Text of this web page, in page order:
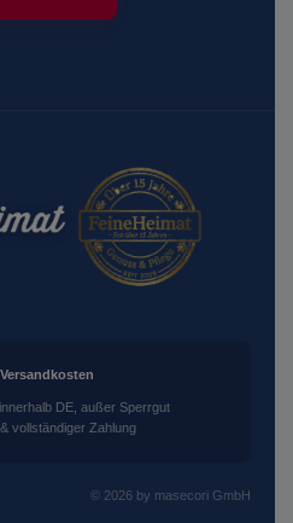
DE, außer Sperrgut
vollständiger Zahlung
© 2026 by masecori GmbH